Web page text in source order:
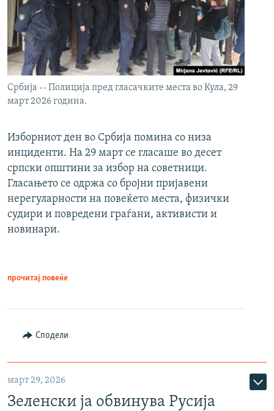
Србија -- Полиција пред гласачките места во Кула, 29
март 2026 година.
Изборниот ден во Србија помина со низа
инциденти. На 29 март се гласаше во десет
српски општини за избор на советници.
Гласањето се одржа со бројни пријавени
нерегуларности на повеќето места, физички
судири и повредени граѓани, активисти и
новинари.
прочитај повеќе
Сподели
март 29, 2026
Зеленски ја обвинува Русија